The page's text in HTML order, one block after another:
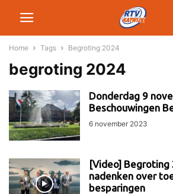
Home Tags Begroting 2024
begroting 2024
Donderdag 9
Beschouwingen
6 november 2023
[Video]
nadenken over
besparingen